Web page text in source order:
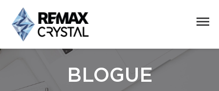
BLOGUE